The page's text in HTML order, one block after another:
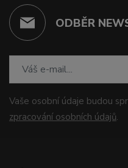
ODBĚR
Vaše osobní údaje budou
zpracování osobních údajů.